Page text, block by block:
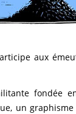
aux
fondée
un